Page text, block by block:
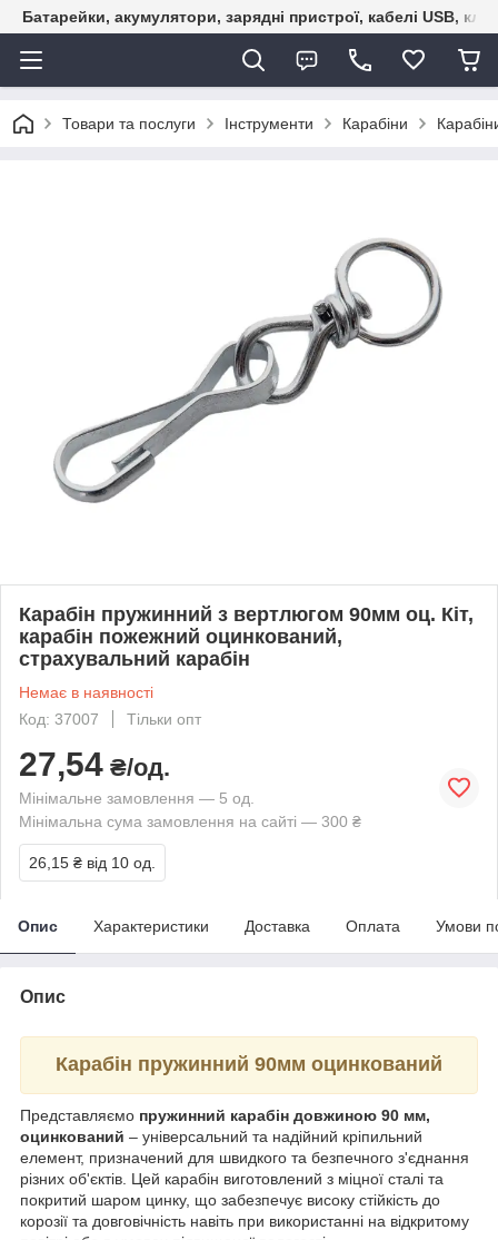
Батарейки, акумулятори, зарядні пристрої, кабелі USB,
Товари та послуги Інструменти Карабіни
Карабін пружинний з вертлюгом 90мм оц. Кіт,
карабін пожежний оцинкований,
страхувальний карабін
Немає в наявності
Код: 37007
Тільки опт
27,54 ₴/од.
Мінімальне замовлення — 5 од.
Мінімальна сума замовлення на сайті — 300 ₴
26,15 ₴ від 10 од.
Опис Характеристики Доставка Оплата Умови
Опис
Карабін пружинний 90мм оцинкований
Представляємо пружинний карабін довжиною 90 мм,
оцинкований – універсальний та надійний кріпильний
елемент, призначений для швидкого та безпечного з'єднання
різних об'єктів. Цей карабін виготовлений з міцної сталі та
покритий шаром цинку, що забезпечує високу стійкість до
корозії та довговічність навіть при використанні на відкритому